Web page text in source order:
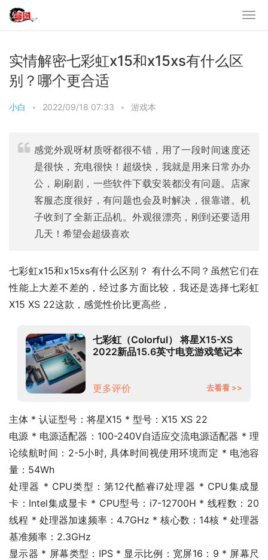
实情解密七彩虹x15和x15xs有什么区
别？哪个更合适
小白 • 2022/09/18 07:33 • 游戏本
感觉外观呀材质呀都很不错，用了一段时间速度还
是很快，充电很快！超级快，我就是用来日常办办
公，刷刷剧，一些软件下载安装都没有问题。店家
客服态度很好，有问题也会及时解决，很靠谱。机
子收到了全新正品机。外观很漂亮，刚到还要适用
几天！希望会超级喜欢
七彩虹x15和x15xs有什么区别？ 有什么不同？虽然它们在
性能上大差不差的，经过多方面比较，我还是选择七彩虹
X15 XS 22这款，感觉性价比更高些，
七彩虹（Colorful） 将星X15-XS
2022新品15.6英寸电竞游戏笔记本
16G/512GPCIe固态/官方标配
更多评价 去看看 >>
主体 * 认证型号：将星X15 * 型号：X15 XS 22
电源 * 电源适配器：100-240V自适应交流电源适配器 * 理
论续航时间：2-5小时, 具体时间视使用环境而定 * 电池容
量：54Wh
处理器 * CPU类型：第12代酷睿i7处理器 * CPU集成显
卡：Intel集成显卡 * CPU型号：i7-12700H * 线程数：20
线程 * 处理器加速频率：4.7GHz * 核心数：14核 * 处理器
基准频率：2.3GHz
显示器 * 屏幕类型：IPS * 显示比例：宽屏16：9 * 屏幕尺